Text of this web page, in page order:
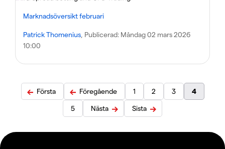
Marknadsöversikt februari
Patrick Thomenius , Publicerad: Måndag 02 mars 2026
10:00
Första Föregående 1 2 3
4
5
Nästa Sista